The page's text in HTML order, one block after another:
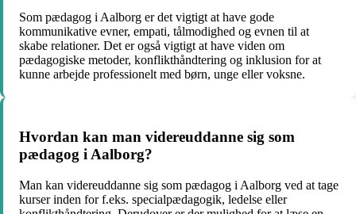
Som pædagog i Aalborg er det vigtigt at have gode
kommunikative evner, empati, tålmodighed og evnen til at
skabe relationer. Det er også vigtigt at have viden om
pædagogiske metoder, konflikthåndtering og inklusion for at
kunne arbejde professionelt med børn, unge eller voksne.
Hvordan kan man videreuddanne sig som
pædagog i Aalborg?
Man kan videreuddanne sig som pædagog i Aalborg ved at tage
kurser inden for f.eks. specialpædagogik, ledelse eller